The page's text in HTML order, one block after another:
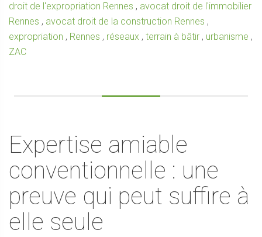
droit de l'expropriation Rennes , avocat droit de l'immobilier
Rennes , avocat droit de la construction Rennes ,
expropriation , Rennes , réseaux , terrain à bâtir , urbanisme ,
ZAC
Expertise amiable
conventionnelle : une
preuve qui peut suffire à
elle seule